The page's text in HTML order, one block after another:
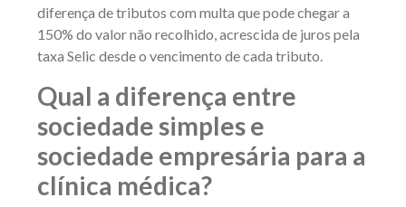
diferença de tributos com multa que pode chegar a
150% do valor não recolhido, acrescida de juros pela
taxa Selic desde o vencimento de cada tributo.
Qual a diferença entre
sociedade simples e
sociedade empresária para a
clínica médica?